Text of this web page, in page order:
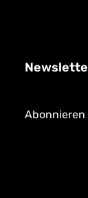
Abonnieren